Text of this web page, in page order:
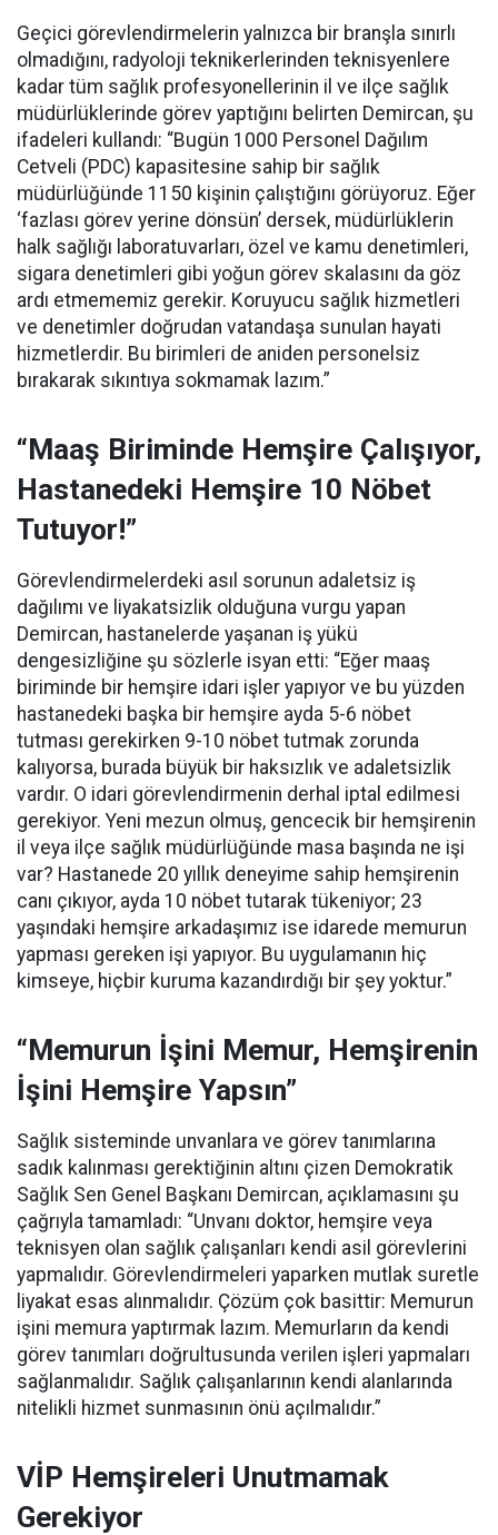
Geçici görevlendirmelerin yalnızca bir branşla sınırlı
olmadığını, radyoloji teknikerlerinden teknisyenlere
kadar tüm sağlık profesyonellerinin il ve ilçe sağlık
müdürlüklerinde görev yaptığını belirten Demircan, şu
ifadeleri kullandı: “Bugün 1000 Personel Dağılım
Cetveli (PDC) kapasitesine sahip bir sağlık
müdürlüğünde 1150 kişinin çalıştığını görüyoruz. Eğer
‘fazlası görev yerine dönsün’ dersek, müdürlüklerin
halk sağlığı laboratuvarları, özel ve kamu denetimleri,
sigara denetimleri gibi yoğun görev skalasını da göz
ardı etmememiz gerekir. Koruyucu sağlık hizmetleri
ve denetimler doğrudan vatandaşa sunulan hayati
hizmetlerdir. Bu birimleri de aniden personelsiz
bırakarak sıkıntıya sokmamak lazım.”
“Maaş Biriminde Hemşire Çalışıyor,
Hastanedeki Hemşire 10 Nöbet
Tutuyor!”
Görevlendirmelerdeki asıl sorunun adaletsiz iş
dağılımı ve liyakatsizlik olduğuna vurgu yapan
Demircan, hastanelerde yaşanan iş yükü
dengesizliğine şu sözlerle isyan etti: “Eğer maaş
biriminde bir hemşire idari işler yapıyor ve bu yüzden
hastanedeki başka bir hemşire ayda 5-6 nöbet
tutması gerekirken 9-10 nöbet tutmak zorunda
kalıyorsa, burada büyük bir haksızlık ve adaletsizlik
vardır. O idari görevlendirmenin derhal iptal edilmesi
gerekiyor. Yeni mezun olmuş, gencecik bir hemşirenin
il veya ilçe sağlık müdürlüğünde masa başında ne işi
var? Hastanede 20 yıllık deneyime sahip hemşirenin
canı çıkıyor, ayda 10 nöbet tutarak tükeniyor; 23
yaşındaki hemşire arkadaşımız ise idarede memurun
yapması gereken işi yapıyor. Bu uygulamanın hiç
kimseye, hiçbir kuruma kazandırdığı bir şey yoktur.”
“Memurun İşini Memur, Hemşirenin
İşini Hemşire Yapsın”
Sağlık sisteminde unvanlara ve görev tanımlarına
sadık kalınması gerektiğinin altını çizen Demokratik
Sağlık Sen Genel Başkanı Demircan, açıklamasını şu
çağrıyla tamamladı: “Unvanı doktor, hemşire veya
teknisyen olan sağlık çalışanları kendi asil görevlerini
yapmalıdır. Görevlendirmeleri yaparken mutlak suretle
liyakat esas alınmalıdır. Çözüm çok basittir: Memurun
işini memura yaptırmak lazım. Memurların da kendi
görev tanımları doğrultusunda verilen işleri yapmaları
sağlanmalıdır. Sağlık çalışanlarının kendi alanlarında
nitelikli hizmet sunmasının önü açılmalıdır.”
VİP Hemşireleri Unutmamak
Gerekiyor